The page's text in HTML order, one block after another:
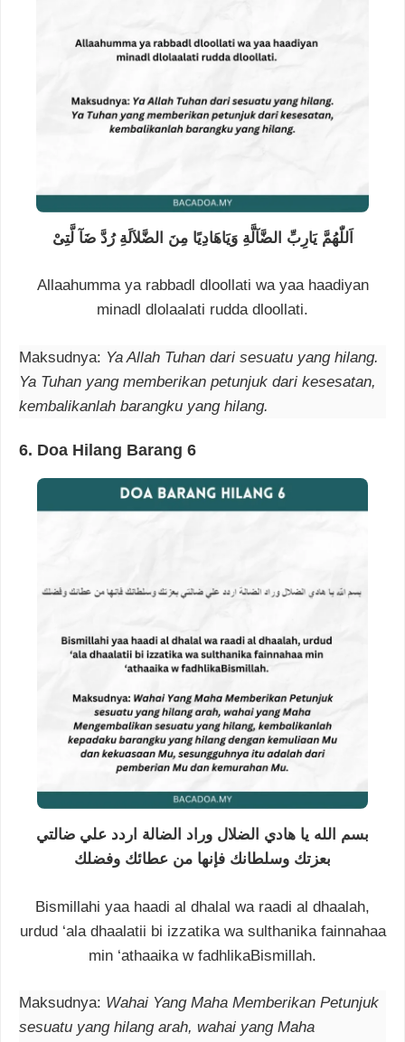
اَللّٰهُمَّ يَارِبِّ الضَّآلَّةِ وَيَاهَادِيًا مِنَ الضَّلاَلَةِ رُدَّ ضَآ لَّتِىْ
Allaahumma ya rabbadl dloollati wa yaa haadiyan
minadl dlolaalati rudda dloollati.
Maksudnya: Ya Allah Tuhan dari sesuatu yang hilang.
Ya Tuhan yang memberikan petunjuk dari kesesatan,
kembalikanlah barangku yang hilang.
6. Doa Hilang Barang 6
بسم الله يا هادي الضلال وراد الضالة اردد علي ضالتي
بعزتك وسلطانك فإنها من عطائك وفضلك
Bismillahi yaa haadi al dhalal wa raadi al dhaalah,
urdud ‘ala dhaalatii bi izzatika wa sulthanika fainnahaa
min ‘athaaika w fadhlikaBismillah.
Maksudnya: Wahai Yang Maha Memberikan Petunjuk
sesuatu yang hilang arah, wahai yang Maha